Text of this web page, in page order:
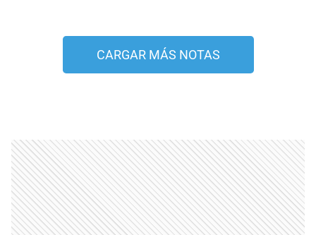
CARGAR MÁS NOTAS